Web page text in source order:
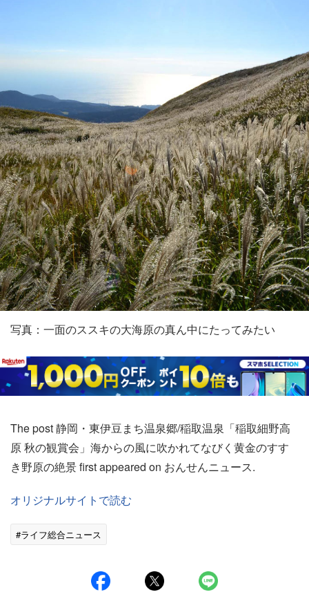
写真：一面のススキの大海原の真ん中にたってみたい
The post 静岡・東伊豆まち温泉郷/稲取温泉「稲取細野高
原 秋の観賞会」海からの風に吹かれてなびく黄金のすす
き野原の絶景 first appeared on おんせんニュース.
オリジナルサイトで読む
#ライフ総合ニュース